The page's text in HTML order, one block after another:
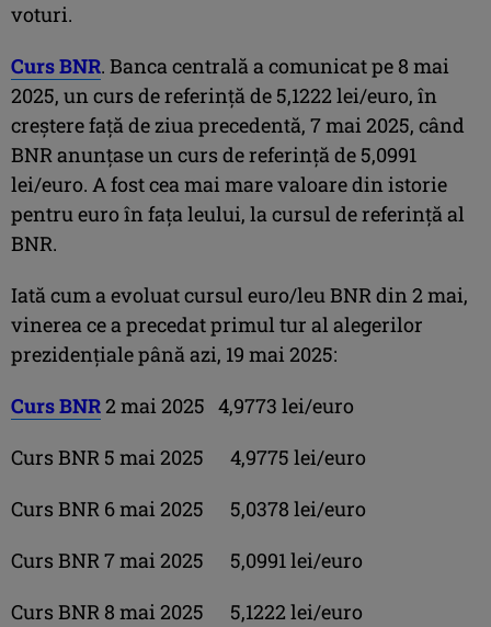
voturi.
Curs BNR. Banca centrală a comunicat pe 8 mai
2025, un curs de referinţă de 5,1222 lei/euro, în
creștere faţă de ziua precedentă, 7 mai 2025, când
BNR anunţase un curs de referinţă de 5,0991
lei/euro. A fost cea mai mare valoare din istorie
pentru euro în faţa leului, la cursul de referinţă al
BNR.
Iată cum a evoluat cursul euro/leu BNR din 2 mai,
vinerea ce a precedat primul tur al alegerilor
prezidenţiale până azi, 19 mai 2025:
Curs BNR2 mai 2025 4,9773 lei/euro
Curs BNR 5 mai 2025 4,9775 lei/euro
Curs BNR 6 mai 2025 5,0378 lei/euro
Curs BNR 7 mai 2025 5,0991 lei/euro
Curs BNR 8 mai 2025 5,1222 lei/euro